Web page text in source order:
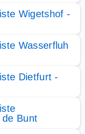
Wigetshof -
Wasserfluh
Dietfurt -
Bunt